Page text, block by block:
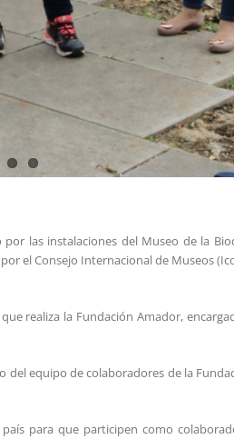
las instalaciones del Museo de la
el Consejo Internacional de Museos
realiza la Fundación Amador,
equipo de colaboradores de la
para que participen como